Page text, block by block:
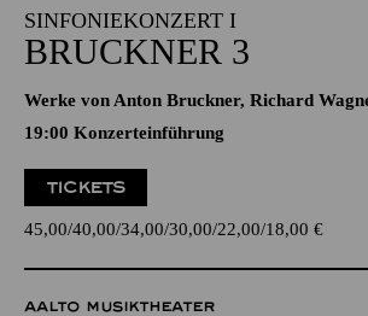
SINFONIEKONZERT I
BRUCKNER 3
Werke von Anton Bruckner, Richard
19:00 Konzerteinführung
TICKETS
45,00 40,00 34,00 30,00 22,00 18,00 €
AALTO MUSIKTHEATER